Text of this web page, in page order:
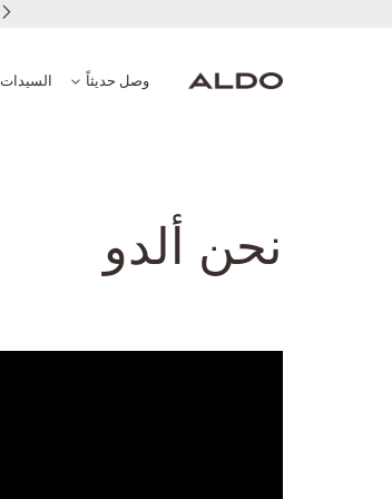
وصل حديثاً السيدات
نحن ألدو